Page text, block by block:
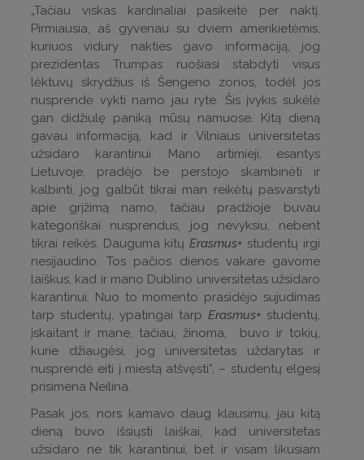
„Tačiau viskas kardinaliai pasikeitė per naktį.
Pirmiausia, aš gyvenau su dviem amerikietėmis,
kuriuos vidury nakties gavo informaciją, jog
prezidentas Trumpas ruošiasi stabdyti visus
lėktuvų skrydžius iš Šengeno zonos, todėl jos
nusprendė vykti namo jau ryte. Šis įvykis sukėlė
gan didžiulę paniką mūsų namuose. Kitą dieną
gavau informaciją, kad ir Vilniaus universitetas
užsidaro karantinui. Mano artimieji, esantys
Lietuvoje, pradėjo be perstojo skambinėti ir
kalbinti, jog galbūt tikrai man reikėtų pasvarstyti
apie grįžimą namo, tačiau pradžioje buvau
kategoriškai nusprendus, jog nevyksiu, nebent
tikrai reikės. Dauguma kitųErasmus+ studentų irgi
nesijaudino. Tos pačios dienos vakare gavome
laiškus, kad ir mano Dublino universitetas užsidaro
karantinui. Nuo to momento prasidėjo sujudimas
tarp studentų, ypatingai tarp Erasmus+ studentų,
įskaitant ir mane, tačiau, žinoma, buvo ir tokių,
kurie džiaugėsi, jog universitetas uždarytas ir
nusprendė eiti į miestą atšvęsti“, – studentų elgesį
prisimena Neilina.
Pasak jos, nors kamavo daug klausimų, jau kitą
dieną buvo išsiųsti laiškai, kad universitetas
užsidaro ne tik karantinui, bet ir visam likusiam